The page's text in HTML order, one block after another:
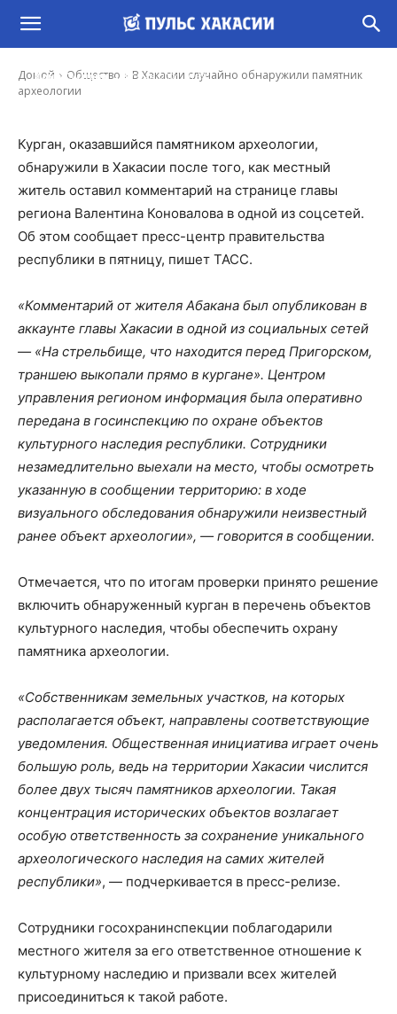
Домой Общество
В Хакасии случайно обнаружили памятник
археологии
В Хакасии случайно обнаружили памятник
археологии
Иона Суслова - 17 Янв, 2021 10:38
Курган, оказавшийся памятником археологии,
обнаружили в Хакасии после того, как местный
житель оставил комментарий на странице главы
региона Валентина Коновалова в одной из соцсетей.
Об этом сообщает пресс-центр правительства
республики в пятницу, пишет ТАСС.
«Комментарий от жителя Абакана был опубликован в
аккаунте главы Хакасии в одной из социальных сетей
— «На стрельбище, что находится перед Пригорском,
траншею выкопали прямо в кургане». Центром
управления регионом информация была оперативно
передана в госинспекцию по охране объектов
культурного наследия республики. Сотрудники
незамедлительно выехали на место, чтобы осмотреть
указанную в сообщении территорию: в ходе
визуального обследования обнаружили неизвестный
ранее объект археологии», — говорится в сообщении.
Отмечается, что по итогам проверки принято решение
включить обнаруженный курган в перечень объектов
культурного наследия, чтобы обеспечить охрану
памятника археологии.
«Собственникам земельных участков, на которых
располагается объект, направлены соответствующие
уведомления. Общественная инициатива играет очень
большую роль, ведь на территории Хакасии числится
более двух тысяч памятников археологии. Такая
концентрация исторических объектов возлагает
особую ответственность за сохранение уникального
археологического наследия на самих жителей
республики», — подчеркивается в пресс-релизе.
Сотрудники госохранинспекции поблагодарили
местного жителя за его ответственное отношение к
культурному наследию и призвали всех жителей
присоединиться к такой работе.